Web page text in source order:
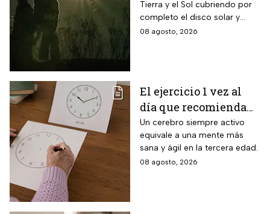
Tierra y el Sol cubriendo por
completo el disco solar y
generará oscuridad diurna, un
08 agosto, 2026
El ejercicio 1 vez al
día que recomienda
INAPAM para adultos
mayores para mejorar
la percepción motora
y la capacidad de
Un cerebro siempre activo
equivale a una mente más
sana y ágil en la tercera edad.
08 agosto, 2026